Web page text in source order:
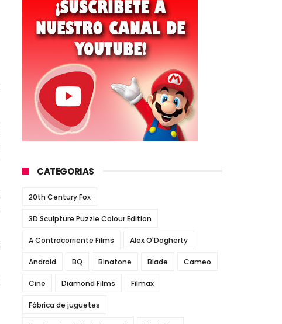
CATEGORIAS
20th Century Fox
3D Sculpture Puzzle Colour Edition
A Contracorriente Films Alex O'Dogherty
Android BQ Binatone Blade Cameo
Cine Diamond Films Filmax
Fábrica de juguetes